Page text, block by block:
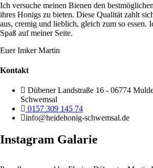
Ich versuche meinen Bienen den
ihres Honigs zu bieten. Diese Qualität zahlt
aus, cremig und lieblich, gleich zum so essen.
Spaß auf meiner Seite.
Euer Imker Martin
Kontakt
Dübener Landstraße 16 - 06774
Schwemsal
0157 309 145 74
info@heidehonig-schwemsal.de
Instagram Galarie